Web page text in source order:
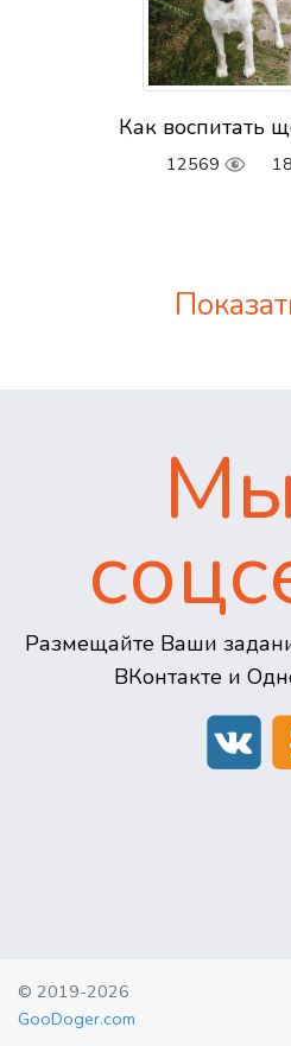
Как воспитать
12569
Размещайте Ваши
ВКонтакте и
© 2019-2026
GooDoger.com